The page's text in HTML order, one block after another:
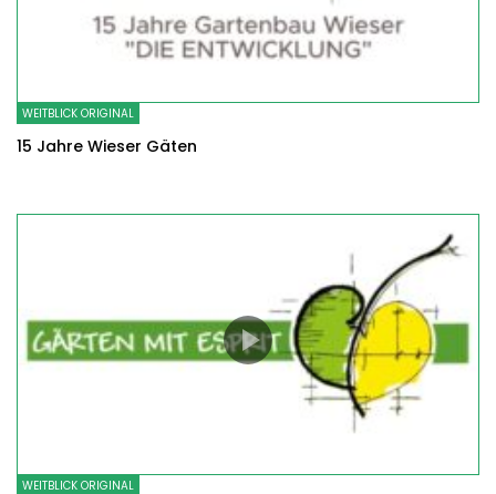
WEITBLICK ORIGINAL
15 Jahre Wieser Gäten
WEITBLICK ORIGINAL